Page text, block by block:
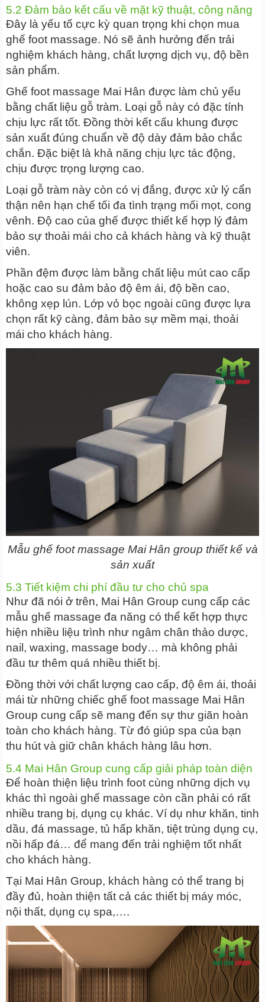
5.2 Đảm bảo kết cấu về mặt kỹ thuật, công năng
Đây là yếu tố cực kỳ quan trọng khi chọn mua
ghế foot massage. Nó sẽ ảnh hưởng đến trải
nghiệm khách hàng, chất lượng dịch vụ, độ bền
sản phẩm.
Ghế foot massage Mai Hân được làm chủ yếu
bằng chất liệu gỗ tràm. Loại gỗ này có đặc tính
chịu lực rất tốt. Đồng thời kết cấu khung được
sản xuất đúng chuẩn về độ dày đảm bảo chắc
chắn. Đặc biệt là khả năng chịu lực tác động,
chịu được trọng lượng cao.
Loại gỗ tràm này còn có vị đắng, được xử lý cẩn
thận nên hạn chế tối đa tình trạng mối mọt, cong
vênh. Độ cao của ghế được thiết kế hợp lý đảm
bảo sự thoải mái cho cả khách hàng và kỹ thuật
viên.
Phần đệm được làm bằng chất liệu mút cao cấp
hoặc cao su đảm bảo độ êm ái, độ bền cao,
không xẹp lún. Lớp vỏ bọc ngoài cũng được lựa
chọn rất kỹ càng, đảm bảo sự mềm mại, thoải
mái cho khách hàng.
Mẫu ghế foot massage Mai Hân group thiết kế và
sản xuất
5.3 Tiết kiệm chi phí đầu tư cho chủ spa
Như đã nói ở trên, Mai Hân Group cung cấp các
mẫu ghế massage đa năng có thể kết hợp thực
hiện nhiều liệu trình như ngâm chân thảo dược,
nail, waxing, massage body… mà không phải
đầu tư thêm quá nhiều thiết bị.
Đồng thời với chất lượng cao cấp, độ êm ái, thoải
mái từ những chiếc ghế foot massage Mai Hân
Group cung cấp sẽ mang đến sự thư giãn hoàn
toàn cho khách hàng. Từ đó giúp spa của bạn
thu hút và giữ chân khách hàng lâu hơn.
5.4 Mai Hân Group cung cấp giải pháp toàn diện
Để hoàn thiện liệu trình foot cùng những dịch vụ
khác thì ngoài ghế massage còn cần phải có rất
nhiều trang bị, dụng cụ khác. Ví dụ như khăn, tinh
dầu, đá massage, tủ hấp khăn, tiệt trùng dụng cụ,
nồi hấp đá… để mang đến trải nghiệm tốt nhất
cho khách hàng.
Tại Mai Hân Group, khách hàng có thể trang bị
đầy đủ, hoàn thiện tất cả các thiết bị máy móc,
nội thất, dụng cụ spa,….